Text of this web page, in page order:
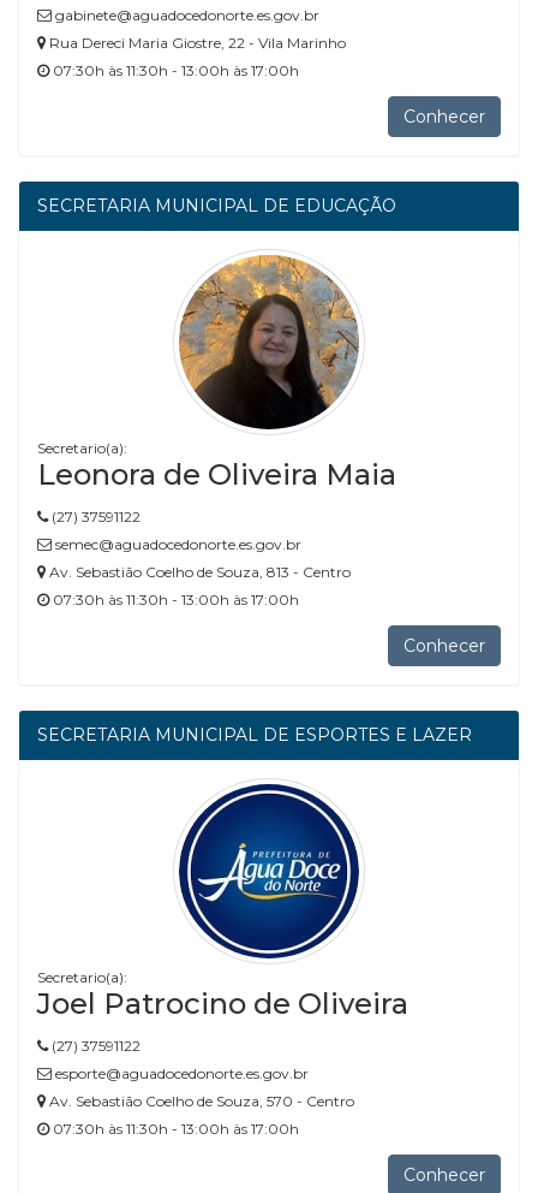
gabinete@aguadocedonorte.es.gov.br
Rua Dereci Maria Giostre, 22 - Vila Marinho
07:30h às 11:30h - 13:00h às 17:00h
Conhecer
SECRETARIA MUNICIPAL DE EDUCAÇÃO
Secretario(a):
Leonora de Oliveira Maia
(27) 37591122
semec@aguadocedonorte.es.gov.br
Av. Sebastião Coelho de Souza, 813 - Centro
07:30h às 11:30h - 13:00h às 17:00h
Conhecer
SECRETARIA MUNICIPAL DE ESPORTES E LAZER
Secretario(a):
Joel Patrocino de Oliveira
(27) 37591122
esporte@aguadocedonorte.es.gov.br
Av. Sebastião Coelho de Souza, 570 - Centro
07:30h às 11:30h - 13:00h às 17:00h
Conhecer